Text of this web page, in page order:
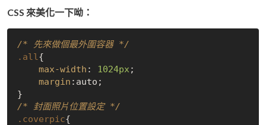
CSS 來美化一下呦：
/* 先來做個最外圍容器 */
.all{
max-width : 1024px ;
margin :auto;
/* 封面照片位置設定 */
.coverpic{